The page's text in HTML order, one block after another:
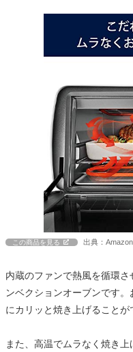
この商品を見る 出典：Amazon
内蔵のファンで熱風を循環
ンベクションオーブンです
にカリッと焼き上げることが
また、高温でムラなく焼き上